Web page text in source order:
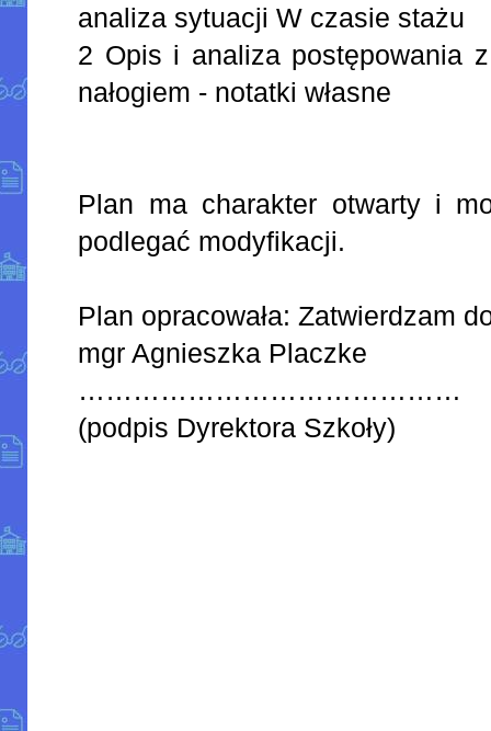
analiza sytuacji W czasie stażu
2 Opis i analiza postępowania
nałogiem - notatki własne
Plan ma charakter otwarty i
podlegać modyfikacji.
Plan opracowała: Zatwierdzam
mgr Agnieszka Placzke
……………………………………
(podpis Dyrektora Szkoły)